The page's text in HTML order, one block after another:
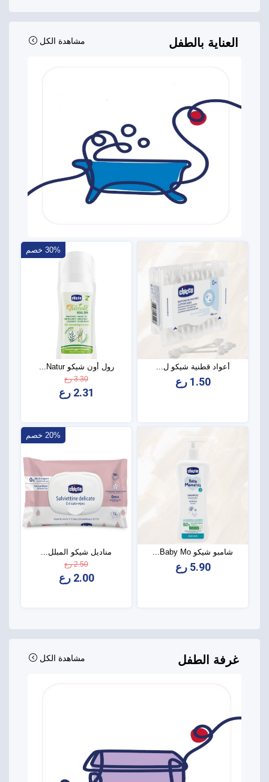
العناية بالطفل مشاهدة الكل
أعواد قطنية شيكو ل...
1.50 رع
30% خصم
رول أون شيكو Natur...
3.30 رع
2.31 رع
شامبو شيكو Baby Mo...
5.90 رع
20% خصم
مناديل شيكو المبلل...
2.50 رع
2.00 رع
غرفة الطفل مشاهدة الكل